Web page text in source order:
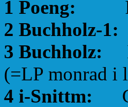
1 Poeng:
2 Buchholz-1:
3 Buchholz:
(=LP monrad i
4 i-Snittm: